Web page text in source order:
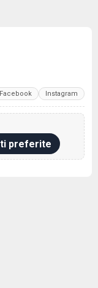
Facebook Instagram
preferite